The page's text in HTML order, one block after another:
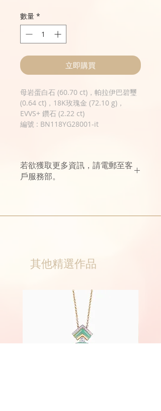
數量 *
立即購買
母岩蛋白石 (60.70 ct)，帕拉伊巴碧璽
(0.64 ct)，18K玫瑰金 (72.10 g)，
EVVS+ 鑽石 (2.22 ct)
編號 : BN118YG28001-it
若欲獲取更多資訊，請電郵至客
戶服務部。
其他精選作品